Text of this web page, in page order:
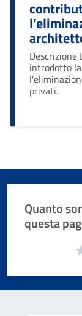
Descrizione
introdotto
privati.
Quanto
questa
Valuta da 1 a